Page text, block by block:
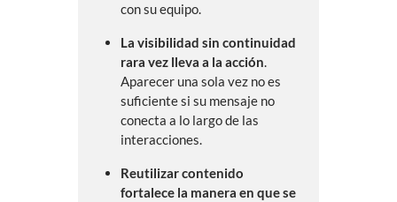
con su equipo.
La visibilidad sin continuidad
rara vez lleva a la acción.
Aparecer una sola vez no es
suficiente si su mensaje no
conecta a lo largo de las
interacciones.
Reutilizar contenido
fortalece la manera en que se